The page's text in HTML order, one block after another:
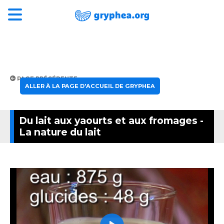
PAGE PRÉCÉDENTE
ALLER À LA PAGE D'ACCUEIL DE GRYPHEA
Du lait aux yaourts et aux fromages -
La nature du lait